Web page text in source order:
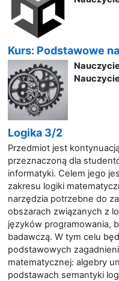
Kurs: Podstawowe
Logika 3/2
Przedmiot jest
przeznaczoną dla
informatyki. Celem jego
zakresu logiki
narzędzia potrzebne do
obszarach związanych z
języków programowania,
badawczą. W tym celu
podstawowych
matematycznej: algebry
podstawach semantyki